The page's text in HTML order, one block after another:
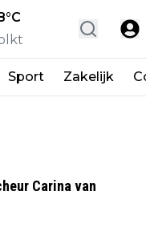
°C
Sport Zakelijk
Carina van